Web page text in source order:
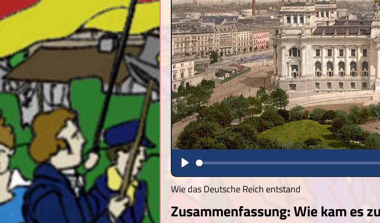
Play
Wie das Deutsche Reich entstand
Zusammenfassung: Wie kam es